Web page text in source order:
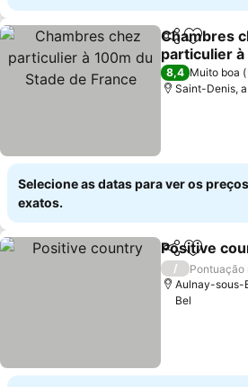
Partilhar
Chambres
particulier à
Stade de
Ver preços
8,4 Muito boa
Saint-Denis,
Selecione as datas para ver os preços
exatos.
Partilhar
Positive
/
Pontuação
Aulnay-sous-
Bel